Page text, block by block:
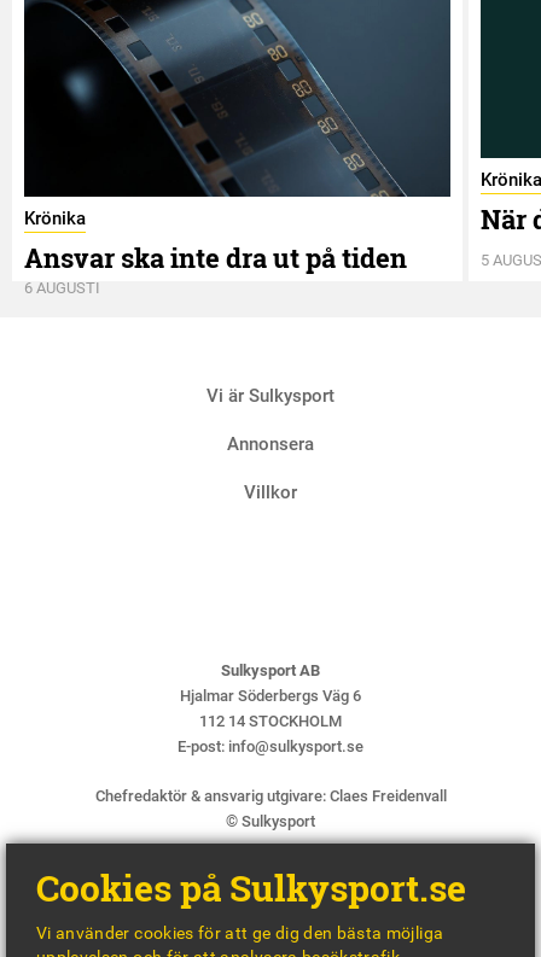
Krönika
Ansvar ska inte dra ut på tiden
6 AUGUSTI
Krönika
När
5
Vi är Sulkysport
Annonsera
Villkor
Sulkysport AB
Hjalmar Söderbergs Väg 6
112 14 STOCKHOLM
E-post: info@sulkysport.se
Chefredaktör & ansvarig utgivare: Claes Freidenvall
© Sulkysport
Cookies på Sulkysport.se
Vi använder cookies för att ge dig den bästa möjliga